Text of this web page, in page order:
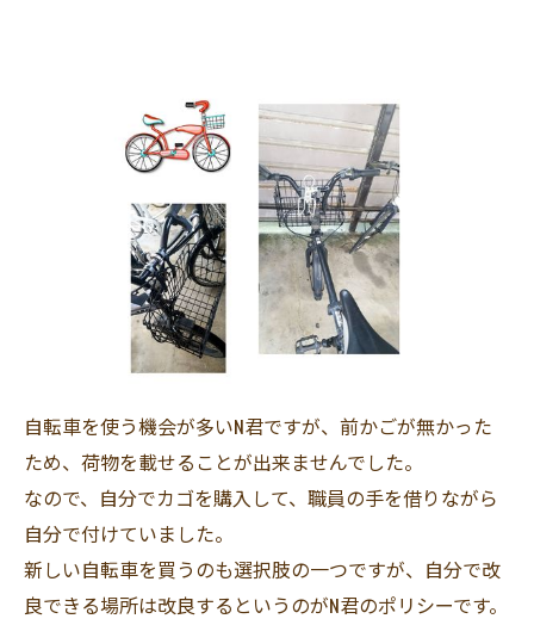
自転車を使う機会が多いN君ですが、前かごが無かった
ため、荷物を載せることが出来ませんでした。
なので、自分でカゴを購入して、職員の手を借りながら
自分で付けていました。
新しい自転車を買うのも選択肢の一つですが、自分で改
良できる場所は改良するというのがN君のポリシーです。